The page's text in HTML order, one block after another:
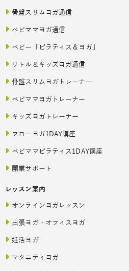
骨盤スリムヨガ通信
ベビママヨガ通信
ベビー「ピラティス＆ヨガ」
リトル＆キッズヨガ通信
骨盤スリムヨガトレーナー
ベビママヨガトレーナー
キッズヨガトレーナー
フローヨガ1DAY講座
ベビママピラティス1DAY講座
開業サポート
レッスン案内
オンラインヨガレッスン
出張ヨガ・オフィスヨガ
妊活ヨガ
マタニティヨガ